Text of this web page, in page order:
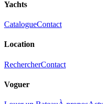
Yachts
CatalogueContact
Location
RechercherContact
Voguer